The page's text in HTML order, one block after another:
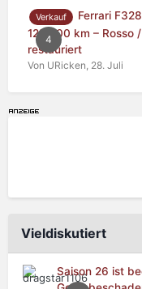
4
Verkauf
Ferrari
125.000 km – Rosso
restauriert
Von URicken, 28. Juli
Vieldiskutiert
Saison 26 ist